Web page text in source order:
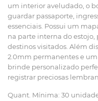
um interior aveludado, o
guardar passaporte,
essenciais. Possui um
na parte interna do
destinos visitados. Além
2.0mm permanentes e um
brinde personalizado
registrar preciosas
Quant. Mínima: 30